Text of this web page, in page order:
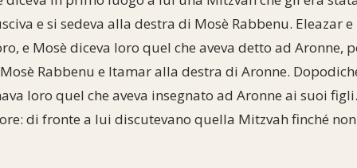
e si sedeva alla destra di Mosè Rabbenu. Eleazar
e Mosè diceva loro quel che aveva detto ad Aronne,
Rabbenu e Itamar alla destra di Aronne.
loro quel che aveva insegnato ad Aronne ai suoi
di fronte a lui discutevano quella Mitzvah finché